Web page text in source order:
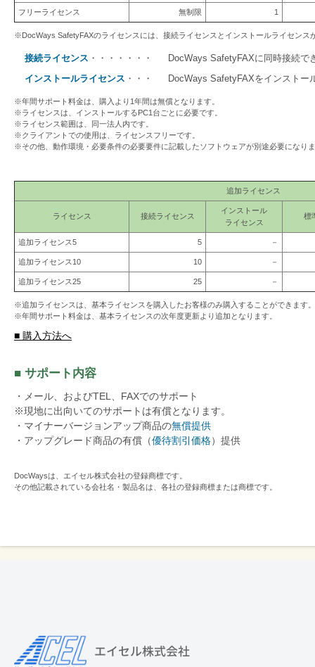
フリーライセンス 無制限 1
※DocWays SafetyFAXのライセンスには、接続ライセンスとインストールライセンス
接続ライセンス ・・・・・・・
DocWays SafetyFAXに同時接続で
インストールライセンス ・・・ DocWays SafetyFAXをインストー
※年間サポート料金は、購入より1年間は無償となります。
※ライセンスは、インストールするPC1台ごとに必要です。
※ライセンス範囲は、同一法人内です。
※クライアントでの使用は、ライセンスフリーです。
※その他、動作環境・必要条件の必要要件に記載したソフトウェアが別途必要になり
追加ライセンス
ライセンス 接続ライセンス
インストール
ライセンス
標
追加ライセンス5 5 －
追加ライセンス10 10 －
追加ライセンス25 25 －
※追加ライセンスは、基本ライセンスを購入したお客様のみ購入することができます。
※年間サポート料金は、基本ライセンスの次年度更新より追加となります。
■ 購入方法へ
■ サポート内容
・メール、およびTEL、FAXでのサポート
※現地に出向いてのサポートは有償となります。
・マイナーバージョンアップ商品の無償提供
・アップグレード商品の有償（優待割引価格）提供
DocWaysは、エイセル株式会社の登録商標です。
その他記載されている会社名・製品名は、各社の登録商標または商標です。